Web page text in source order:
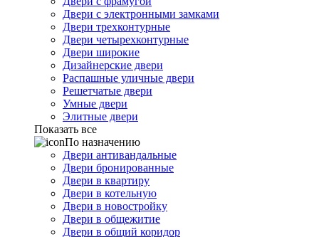
Двери с электронными замками
Двери трехконтурные
Двери четырехконтурные
Двери широкие
Дизайнерские двери
Распашные уличные двери
Решетчатые двери
Умные двери
Элитные двери
Показать все
По назначению
Двери антивандальные
Двери бронированные
Двери в квартиру
Двери в котельную
Двери в новостройку
Двери в общежитие
Двери в общий коридор